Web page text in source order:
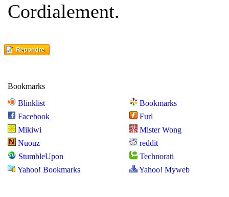
Cordialement.
Bookmarks
Blinklist
Bookmarks
Facebook
Furl
Mikiwi
Mister Wong
Nuouz
reddit
StumbleUpon
Technorati
Yahoo! Bookmarks
Yahoo! Myweb